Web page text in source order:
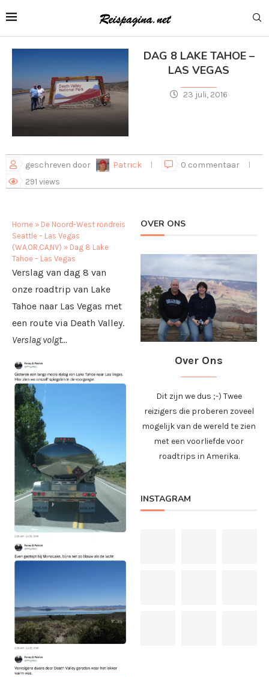
DAG 8 LAKE TAHOE –
LAS VEGAS
23 juli, 2016
geschreven door Patrick
0 commentaar
291 views
Home » De Noord-West rondreis
Seattle – Las Vegas
(WA,OR,CA,NV) » Dag 8 Lake
Tahoe – Las Vegas
Verslag van dag 8 van
onze roadtrip van Lake
Tahoe naar Las Vegas met
een route via Death Valley.
Verslag volgt…
OVER ONS
Over Ons
Dit zijn we dus ;-) Twee
reizigers die proberen zoveel
mogelijk van de wereld te zien
met een voorliefde voor
roadtrips in Amerika.
INSTAGRAM